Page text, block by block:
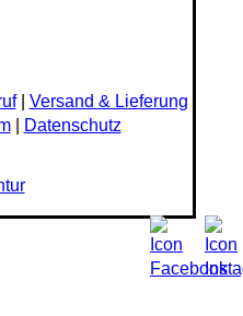
| Versand & Lieferung
| Datenschutz